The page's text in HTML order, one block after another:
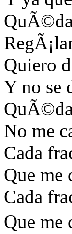
Quiero
Y no se
No me
Cada
Que me
Cada
Que me